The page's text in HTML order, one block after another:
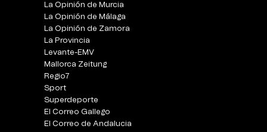
La Opinión de Murcia
La Opinión de Málaga
La Opinión de Zamora
La Provincia
Levante-EMV
Mallorca Zeitung
Regio7
Sport
Superdeporte
El Correo Gallego
El Correo de Andalucia